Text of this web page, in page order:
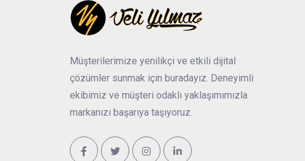
Müşterilerimize yenilikçi ve etkili dijital
çözümler sunmak için buradayız. Deneyimli
ekibimiz ve müşteri odaklı yaklaşımımızla
markanızı başarıya taşıyoruz.